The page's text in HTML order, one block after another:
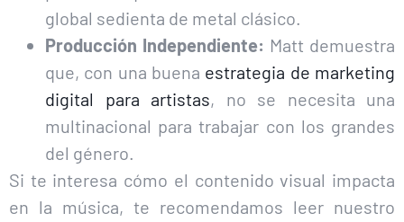
global sedienta de metal clásico.
Producción Independiente: Matt demuestra
que, con una buena estrategia de marketing
digital para artistas, no se necesita una
multinacional para trabajar con los grandes
del género.
Si te interesa cómo el contenido visual impacta
en la música, te recomendamos leer nuestro